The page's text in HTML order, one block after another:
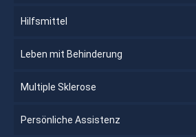
Hilfsmittel
Leben mit Behinderung
Multiple Sklerose
Persönliche Assistenz